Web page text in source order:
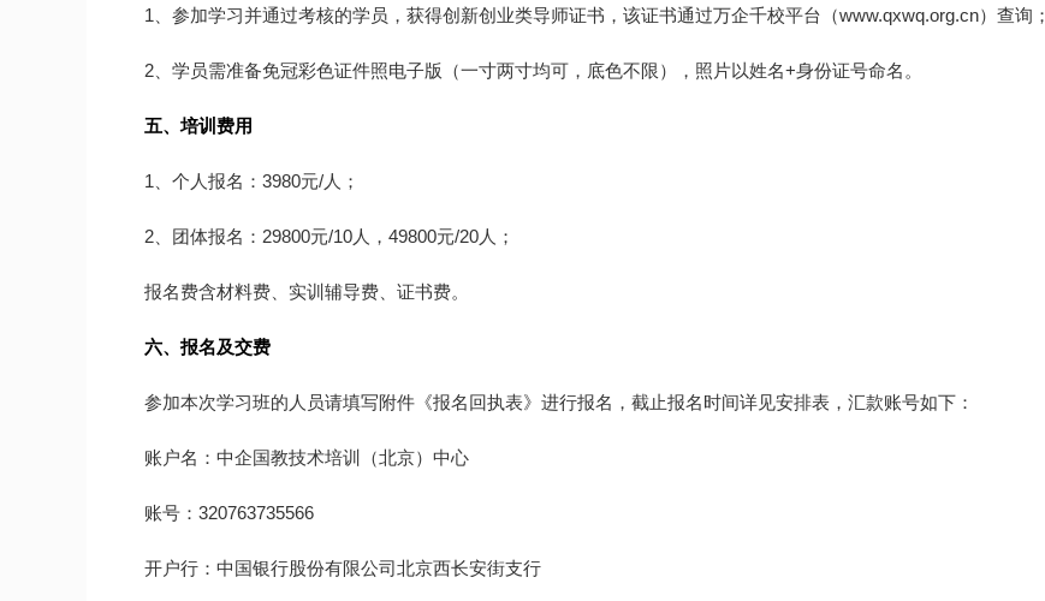
1、参加学习并通过考核的学员，获得创新创业类导师证书，该证书通过万企千校平台（www.qxwq.org.cn）查询；
2、学员需准备免冠彩色证件照电子版（一寸两寸均可，底色不限），照片以姓名+身份证号命名。
五、培训费用
1、个人报名：3980元/人；
2、团体报名：29800元/10人，49800元/20人；
报名费含材料费、实训辅导费、证书费。
六、报名及交费
参加本次学习班的人员请填写附件《报名回执表》进行报名，截止报名时间详见安排表，汇款账号如下：
账户名：中企国教技术培训（北京）中心
账号：320763735566
开户行：中国银行股份有限公司北京西长安街支行